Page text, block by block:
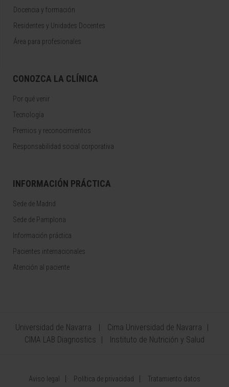
Docencia y formación
Residentes y Unidades Docentes
Área para profesionales
CONOZCA LA CLÍNICA
Por qué venir
Tecnología
Premios y reconocimientos
Responsabilidad social corporativa
INFORMACIÓN PRÁCTICA
Sede de Madrid
Sede de Pamplona
Información práctica
Pacientes internacionales
Atención al paciente
Universidad de Navarra
Cima Universidad de Navarra
CIMA LAB Diagnostics
Instituto de Nutrición y Salud
Aviso legal Política de privacidad Tratamiento datos